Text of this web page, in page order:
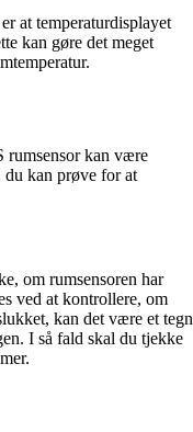
at temperaturdisplayet
kan gøre det meget
rumsensor kan være
du kan prøve for at
om rumsensoren har
ved at kontrollere, om
kan det være et tegn
I så fald skal du tjekke